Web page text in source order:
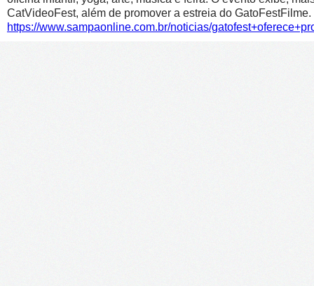
CatVideoFest, além de promover a estreia do GatoFestFilme.
https://www.sampaonline.com.br/noticias/